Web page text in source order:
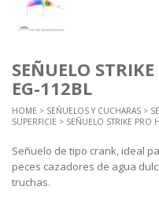
SEÑUELO
EG-112BL
HOME > SEÑUELOS Y CUCHARAS >
SUPERFICIE > SEÑUELO STRIKE PRO
Señuelo de tipo crank, ideal
peces cazadores de agua
truchas.